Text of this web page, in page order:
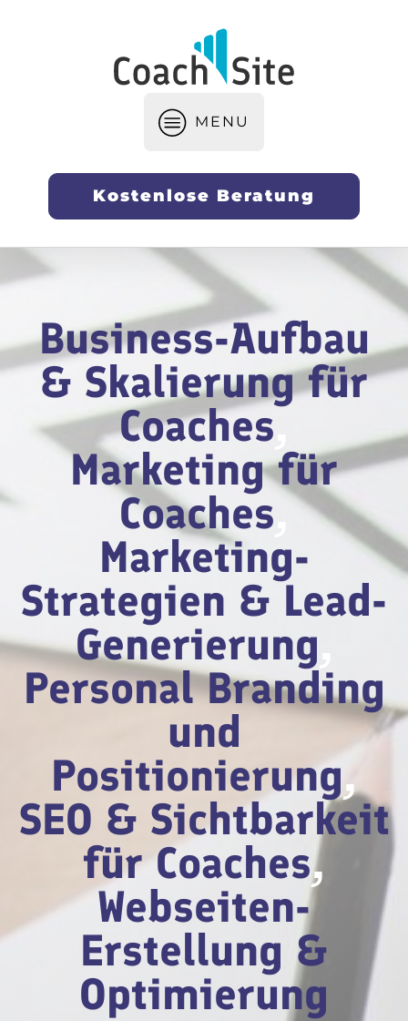
MENU
Kostenlose Beratung
Business-Aufbau
& Skalierung für
Coaches,
Marketing für
Coaches,
Marketing-
Strategien & Lead-
Generierung
Personal Branding
und
Positionierung,
SEO & Sichtbarkeit
für Coaches,
Webseiten-
Erstellung &
Optimierung